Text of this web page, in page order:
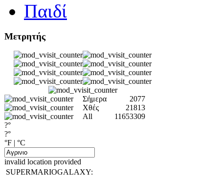
Παιδί
Μετρητής
Σήμερα
2077
Χθές
21813
All
11653309
?°
?°
°F | °C
invalid location provided
SUPERMARIOGALAXY: